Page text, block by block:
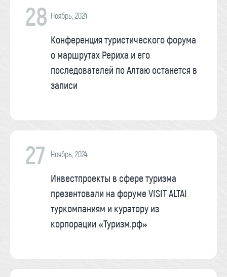
28 Ноябрь, 2024
Конференция туристического форума
о маршрутах Рериха и его
последователей по Алтаю останется в
записи
27 Ноябрь, 2024
Инвестпроекты в сфере туризма
презентовали на форуме VISIT ALTAI
туркомпаниям и куратору из
корпорации «Туризм.рф»